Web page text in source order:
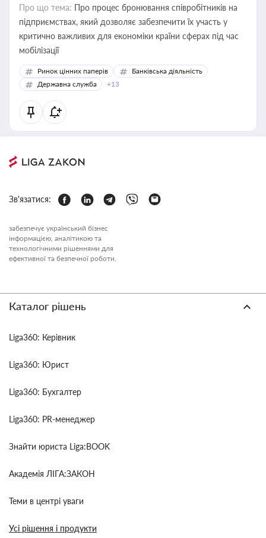
Про що тема: Про процес бронювання співробітників на
підприємствах, який дозволяє забезпечити їх участь у
критично важливих для економіки країни сферах під час
мобілізації
Ринок цінних паперів
Банківська діяльність
Державна служба
+13
Зв'язатися:
забезпечує український бізнес
інформацією, аналітикою та
технологічними рішеннями для
ефективної та безпечної роботи.
Каталог рішень
Liga360: Керівник
Liga360: Юрист
Liga360: Бухгалтер
Liga360: PR-менеджер
Знайти юриста Liga:BOOK
Академія ЛІГА:ЗАКОН
Теми в центрі уваги
Усі рішення і продукти